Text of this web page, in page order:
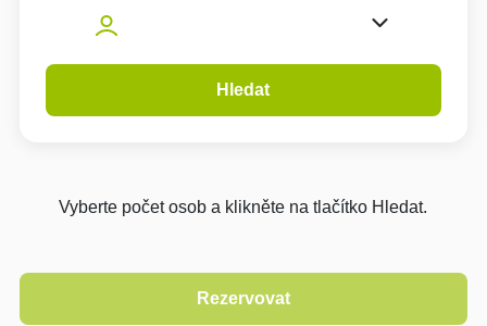
Hledat
Vyberte počet osob a klikněte na tlačítko Hledat.